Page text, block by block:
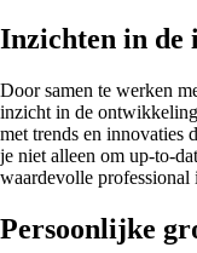
Inzichten in de
Door samen te werken
inzicht in de
met trends en innovaties
je niet alleen om up-to-
waardevolle professional
Persoonlijke